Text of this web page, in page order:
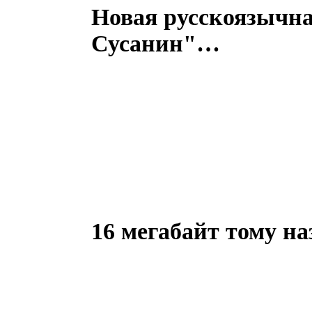
Новая
Сусанин"…
16 мегабайт тому